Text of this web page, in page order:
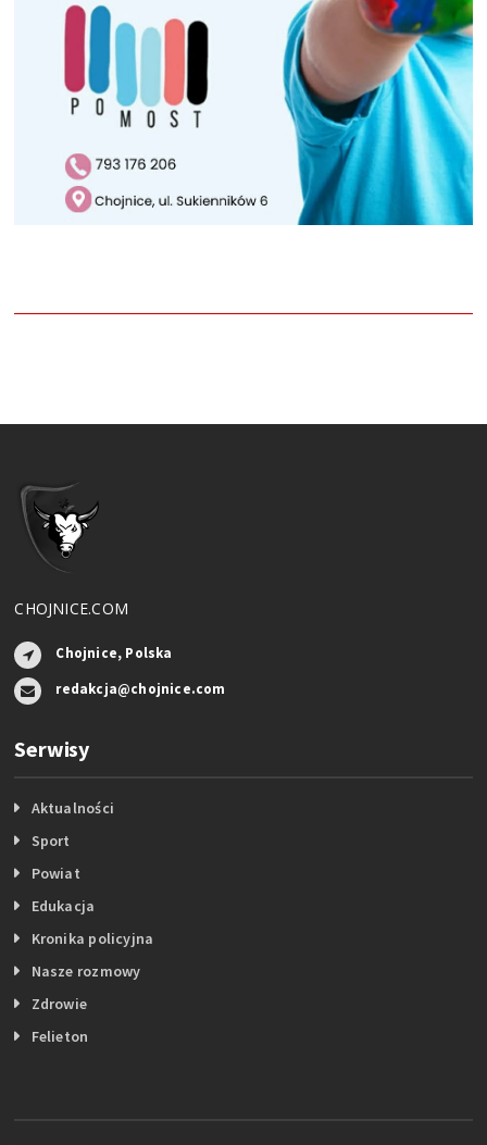
CHOJNICE.COM
Chojnice, Polska
redakcja@chojnice.com
Serwisy
Aktualności
Sport
Powiat
Edukacja
Kronika policyjna
Nasze rozmowy
Zdrowie
Felieton